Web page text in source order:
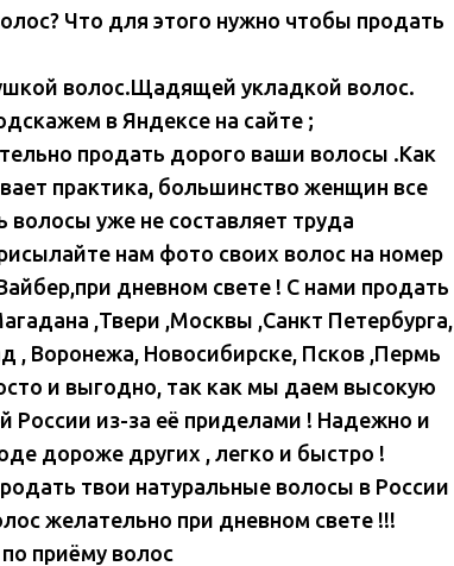
Что для этого нужно чтобы продать
волос.Щадящей укладкой волос.
в Яндексе на сайте ;
продать дорого ваши волосы .Как
практика, большинство женщин все
уже не составляет труда
нам фото своих волос на номер
дневном свете ! С нами продать
,Твери ,Москвы ,Санкт Петербурга,
, Воронежа, Новосибирске, Псков ,Пермь
и выгодно, так как мы даем высокую
России из-за её приделами ! Надежно и
дороже других , легко и быстро !
твои натуральные волосы в России
желательно при дневном свете !!!
приёму волос